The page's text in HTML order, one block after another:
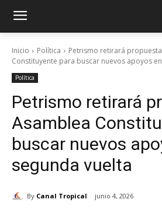
Inicio Política
Petrismo retirará
Constituyente para buscar nuevos apoyos
Política
Petrismo retirará
Asamblea
buscar nuevos
segunda vuelta
By Canal Tropical junio 4, 2026